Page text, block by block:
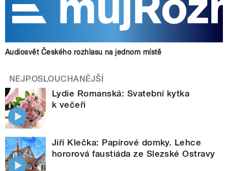
Audiosvět Českého rozhlasu na jednom místě
NEJPOSLOUCHANĚJŠÍ
Lydie Romanská: Svatební kytka
k večeři
Jiří Klečka: Papírové domky. Lehce
hororová faustiáda ze Slezské Ostravy